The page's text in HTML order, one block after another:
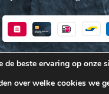
beste ervaring op onze
over welke cookies we